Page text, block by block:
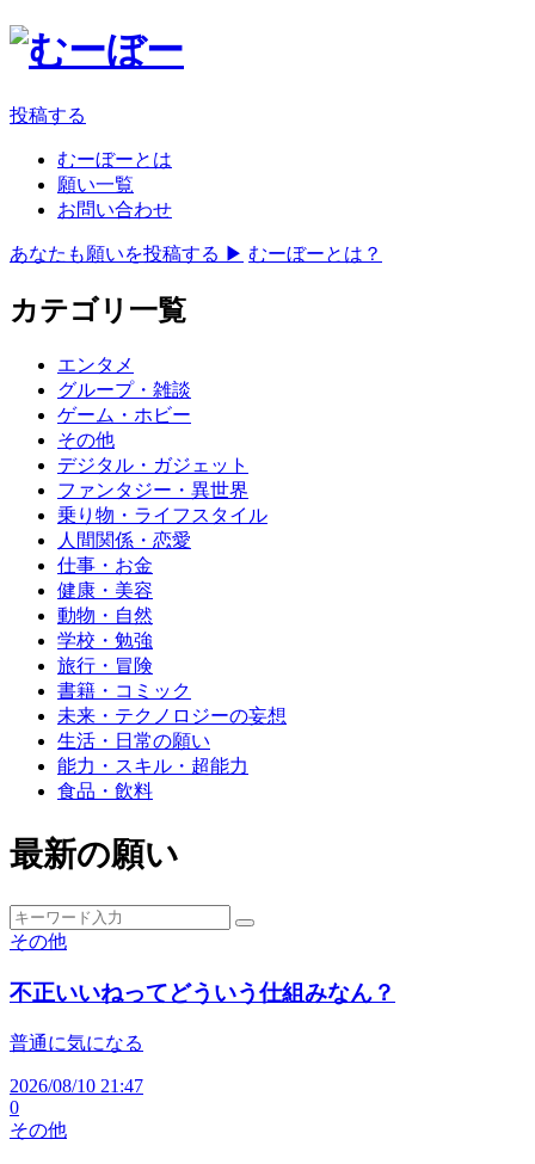
投稿する
むーぼーとは
願い一覧
お問い合わせ
あなたも願いを投稿する ▶ むーぼーとは？
カテゴリ一覧
エンタメ
グループ・雑談
ゲーム・ホビー
その他
デジタル・ガジェット
ファンタジー・異世界
乗り物・ライフスタイル
人間関係・恋愛
仕事・お金
健康・美容
動物・自然
学校・勉強
旅行・冒険
書籍・コミック
未来・テクノロジーの妄想
生活・日常の願い
能力・スキル・超能力
食品・飲料
最新の願い
その他
不正いいねってどういう仕組みなん？
普通に気になる
2026/08/10 21:47
0
その他